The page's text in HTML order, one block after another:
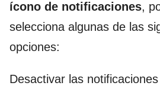
ícono de notificaciones,
selecciona algunas de las
opciones:
Desactivar las